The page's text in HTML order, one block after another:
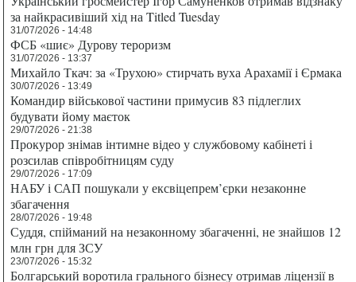
за найкрасивіший хід на Titled Tuesday
31/07/2026 - 14:48
ФСБ «шиє» Дурову тероризм
31/07/2026 - 13:37
Михайло Ткач: за «Трухою» стирчать вуха Арахамії і Єрмака
30/07/2026 - 13:49
Командир військової частини примусив 83 підлеглих
будувати йому маєток
29/07/2026 - 21:38
Прокурор знімав інтимне відео у службовому кабінеті і
розсилав співробітницям суду
29/07/2026 - 17:09
НАБУ і САП пошукали у ексвіцепрем’єрки незаконне
збагачення
28/07/2026 - 19:48
Суддя, спійманий на незаконному збагаченні, не знайшов 12
млн грн для ЗСУ
23/07/2026 - 15:32
Болгарський воротила грального бізнесу отримав ліцензії в